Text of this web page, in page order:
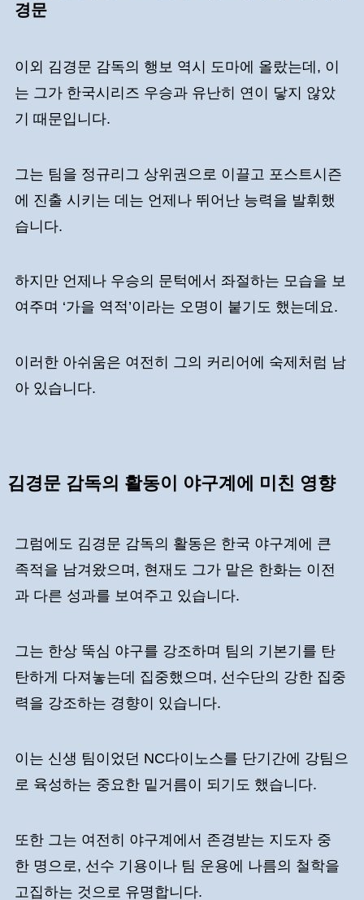
경문
이외 김경문 감독의 행보 역시 도마에 올랐는데, 이
는 그가 한국시리즈 우승과 유난히 연이 닿지 않았
기 때문입니다.
그는 팀을 정규리그 상위권으로 이끌고 포스트시즌
에 진출 시키는 데는 언제나 뛰어난 능력을 발휘했
습니다.
하지만 언제나 우승의 문턱에서 좌절하는 모습을 보
여주며 ‘가을 역적’이라는 오명이 붙기도 했는데요.
이러한 아쉬움은 여전히 그의 커리어에 숙제처럼 남
아 있습니다.
김경문 감독의 활동이 야구계에 미친 영향
그럼에도 김경문 감독의 활동은 한국 야구계에 큰
족적을 남겨왔으며, 현재도 그가 맡은 한화는 이전
과 다른 성과를 보여주고 있습니다.
그는 한상 뚝심 야구를 강조하며 팀의 기본기를 탄
탄하게 다져놓는데 집중했으며, 선수단의 강한 집중
력을 강조하는 경향이 있습니다.
이는 신생 팀이었던 NC다이노스를 단기간에 강팀으
로 육성하는 중요한 밑거름이 되기도 했습니다.
또한 그는 여전히 야구계에서 존경받는 지도자 중
한 명으로, 선수 기용이나 팀 운용에 나름의 철학을
고집하는 것으로 유명합니다.